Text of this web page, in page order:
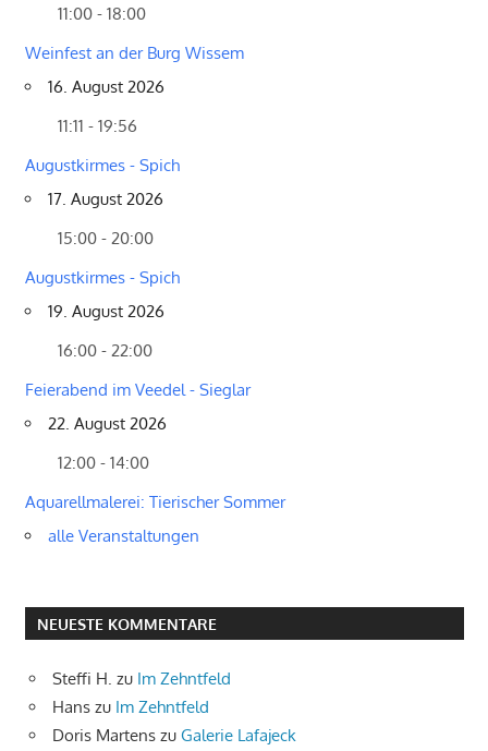
11:00 - 18:00
Weinfest an der Burg Wissem
16. August 2026
11:11 - 19:56
Augustkirmes - Spich
17. August 2026
15:00 - 20:00
Augustkirmes - Spich
19. August 2026
16:00 - 22:00
Feierabend im Veedel - Sieglar
22. August 2026
12:00 - 14:00
Aquarellmalerei: Tierischer Sommer
alle Veranstaltungen
NEUESTE KOMMENTARE
Steffi H. zu Im Zehntfeld
Hans zu Im Zehntfeld
Doris Martens zu Galerie Lafajeck